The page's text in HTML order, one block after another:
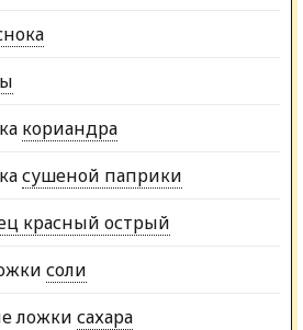
кориандра
сушеной паприки
красный острый
соли
ложки сахара